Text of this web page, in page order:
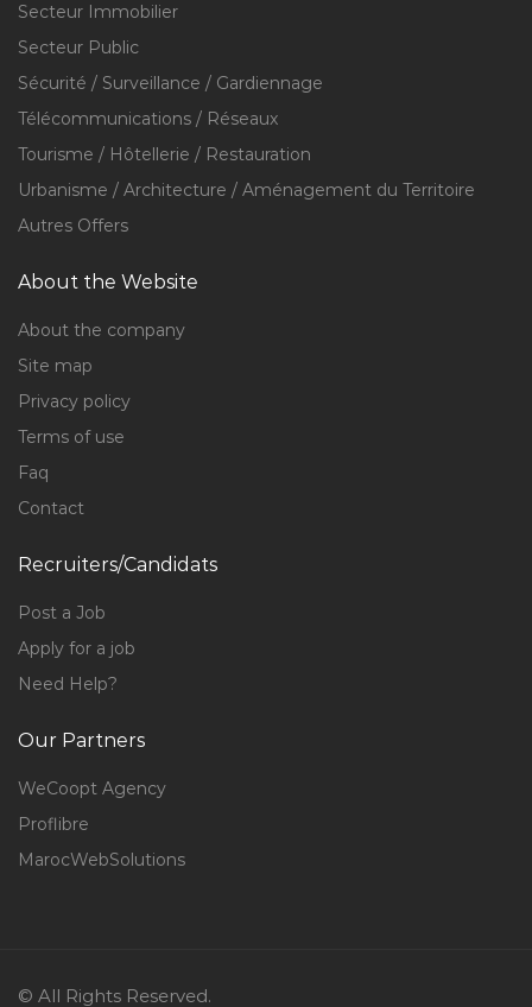
Secteur Immobilier
Secteur Public
Sécurité / Surveillance / Gardiennage
Télécommunications / Réseaux
Tourisme / Hôtellerie / Restauration
Urbanisme / Architecture / Aménagement du Territoire
Autres Offers
About the Website
About the company
Site map
Privacy policy
Terms of use
Faq
Contact
Recruiters/Candidats
Post a Job
Apply for a job
Need Help?
Our Partners
WeCoopt Agency
Proflibre
MarocWebSolutions
© All Rights Reserved.